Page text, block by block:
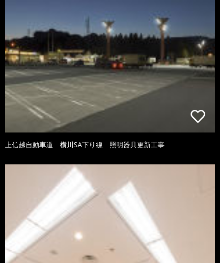
上信越自動車道 横川SA下り線 照明器具更新工事